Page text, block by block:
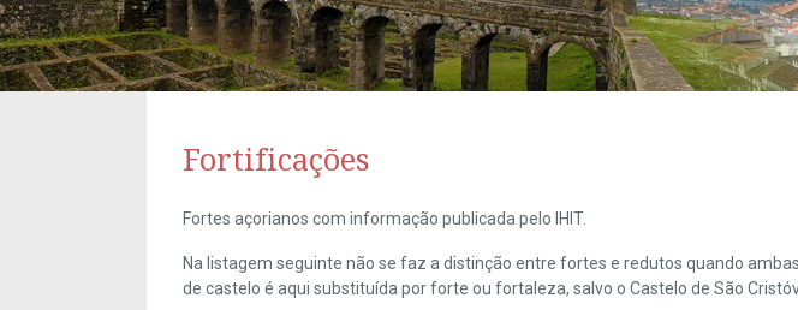
Fortificações
Fortes açorianos com informação publicada pelo IHIT.
Na listagem seguinte não se faz a distinção entre fortes e redutos quando
de castelo é aqui substituída por forte ou fortaleza, salvo o Castelo de São